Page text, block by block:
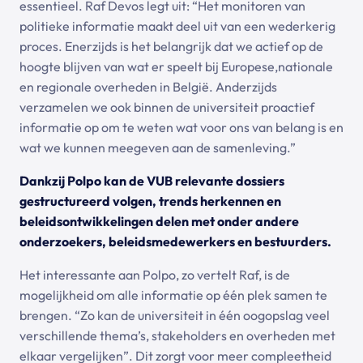
essentieel. Raf Devos legt uit: “Het monitoren van
politieke informatie maakt deel uit van een wederkerig
proces. Enerzijds is het belangrijk dat we actief op de
hoogte blijven van wat er speelt bij Europese,nationale
en regionale overheden in België. Anderzijds
verzamelen we ook binnen de universiteit proactief
informatie op om te weten wat voor ons van belang is en
wat we kunnen meegeven aan de samenleving.”
Dankzij Polpo kan de VUB relevante dossiers
gestructureerd volgen, trends herkennen en
beleidsontwikkelingen delen met onder andere
onderzoekers, beleidsmedewerkers en bestuurders.
Het interessante aan Polpo, zo vertelt Raf, is de
mogelijkheid om alle informatie op één plek samen te
brengen. “Zo kan de universiteit in één oogopslag veel
verschillende thema’s, stakeholders en overheden met
elkaar vergelijken”. Dit zorgt voor meer compleetheid